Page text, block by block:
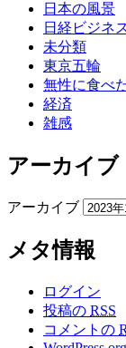
日本の風景
日経ビジネ
未分類
東京五輪
無性に食べ
経済
雑感
アーカイブ
アーカイブ
メタ情報
ログイン
投稿の RSS
コメントの